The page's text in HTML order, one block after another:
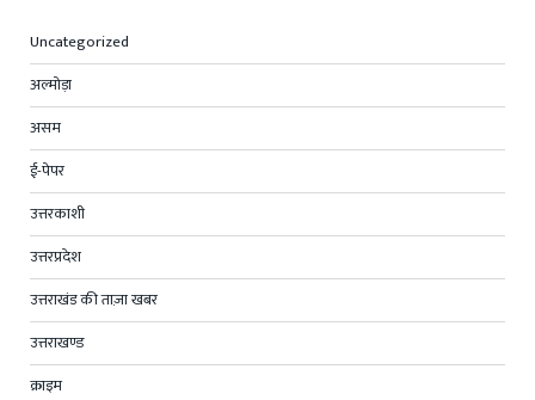
Uncategorized
अल्मोड़ा
असम
ई-पेपर
उत्तरकाशी
उत्तरप्रदेश
उत्तराखंड की ताज़ा खबर
उत्तराखण्ड
क्राइम